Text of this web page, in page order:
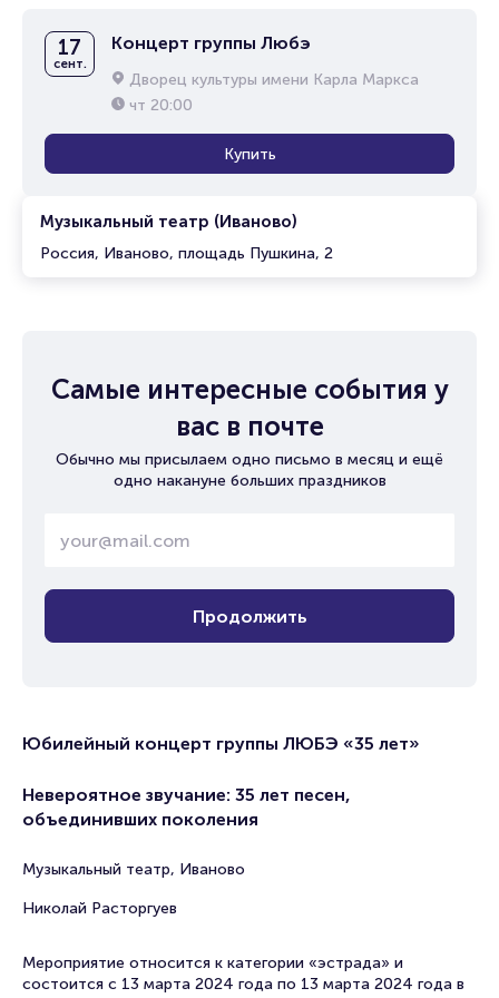
Музыкальный театр (Иваново)
Россия, Иваново, площадь Пушкина, 2
17
сент.
Концерт группы Любэ
Дворец культуры имени Карла Маркса
чт 20:00
Купить
Самые интересные события у
вас в почте
Обычно мы присылаем одно письмо в месяц и ещё
одно накануне больших праздников
Продолжить
Юбилейный концерт группы ЛЮБЭ «35 лет»
Невероятное звучание: 35 лет песен,
объединивших поколения
Музыкальный театр, Иваново
Николай Расторгуев
Мероприятие относится к категории «эстрада» и
состоится с 13 марта 2024 года по 13 марта 2024 года в